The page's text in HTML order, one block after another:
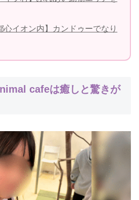
心イオン内】カンドゥーでなり
cafeは癒しと驚きが